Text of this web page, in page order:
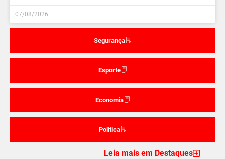
Segurança
Esporte
Economia
Politica
07/08/2026
Leia mais em Destaques